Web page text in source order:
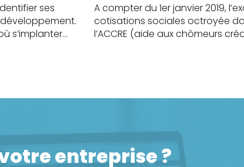
ses
s’implanter
A compter du 1er janvier 2019,
cotisations sociales octroyée
l’ACCRE (aide aux chômeurs
bénéficier de plusieurs […]
entreprise ?